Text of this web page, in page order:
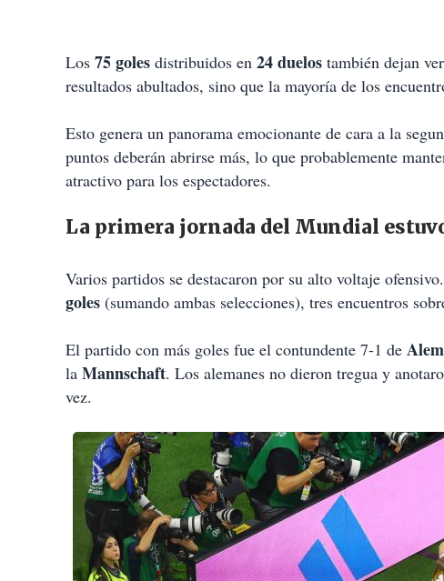
Los 75 goles distribuidos en 24 duelos también dejan
resultados abultados, sino que la mayoría de los
Esto genera un panorama emocionante de cara a la
puntos deberán abrirse más, lo que probablemente
atractivo para los espectadores.
La primera jornada del Mundial
Varios partidos se destacaron por su alto voltaje
goles (sumando ambas selecciones), tres encuentros
El partido con más goles fue el contundente 7-1 de
la Mannschaft. Los alemanes no dieron tregua y
vez.